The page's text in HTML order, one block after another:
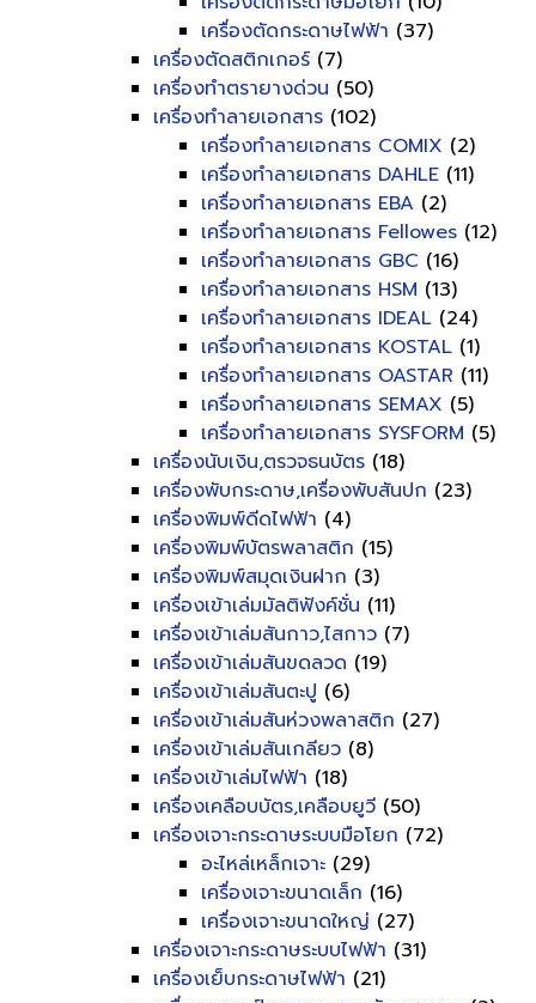
เครื่องตัดกระดาษไฟฟ้า (37)
เครื่องตัดสติกเกอร์ (7)
เครื่องทำตรายางด่วน (50)
เครื่องทำลายเอกสาร (102)
เครื่องทำลายเอกสาร COMIX (2)
เครื่องทำลายเอกสาร DAHLE (11)
เครื่องทำลายเอกสาร EBA (2)
เครื่องทำลายเอกสาร Fellowes (12)
เครื่องทำลายเอกสาร GBC (16)
เครื่องทำลายเอกสาร HSM (13)
เครื่องทำลายเอกสาร IDEAL (24)
เครื่องทำลายเอกสาร KOSTAL (1)
เครื่องทำลายเอกสาร OASTAR (11)
เครื่องทำลายเอกสาร SEMAX (5)
เครื่องทำลายเอกสาร SYSFORM (5)
เครื่องนับเงิน,ตรวจธนบัตร (18)
เครื่องพับกระดาษ,เครื่องพับสันปก (23)
เครื่องพิมพ์ดีดไฟฟ้า (4)
เครื่องพิมพ์บัตรพลาสติก (15)
เครื่องพิมพ์สมุดเงินฝาก (3)
เครื่องเข้าเล่มมัลติฟังค์ชั่น (11)
เครื่องเข้าเล่มสันกาว,ไสกาว (7)
เครื่องเข้าเล่มสันขดลวด (19)
เครื่องเข้าเล่มสันตะปู (6)
เครื่องเข้าเล่มสันห่วงพลาสติก (27)
เครื่องเข้าเล่มสันเกลียว (8)
เครื่องเข้าเล่มไฟฟ้า (18)
เครื่องเคลือบบัตร,เคลือบยูวี (50)
เครื่องเจาะกระดาษระบบมือโยก (72)
อะไหล่เหล็กเจาะ (29)
เครื่องเจาะขนาดเล็ก (16)
เครื่องเจาะขนาดใหญ่ (27)
เครื่องเจาะกระดาษระบบไฟฟ้า (31)
เครื่องเย็บกระดาษไฟฟ้า (21)